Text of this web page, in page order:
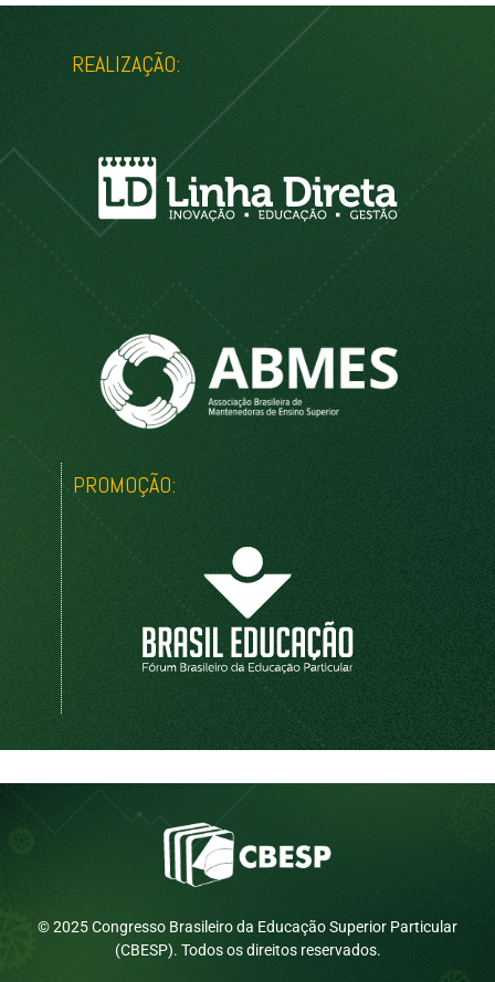
REALIZAÇÃO:
PROMOÇÃO:
© 2025 Congresso Brasileiro da Educação Superior Particular
(CBESP). Todos os direitos reservados.